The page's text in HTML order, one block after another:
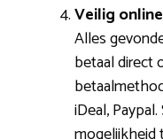
Veilig
Alles
betaal direct
iDeal,